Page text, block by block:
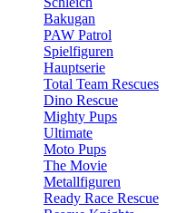
Bakugan
PAW Patrol
Spielfiguren
Hauptserie
Total Team Rescues
Dino Rescue
Mighty Pups
Ultimate
Moto Pups
The Movie
Metallfiguren
Ready Race Rescue